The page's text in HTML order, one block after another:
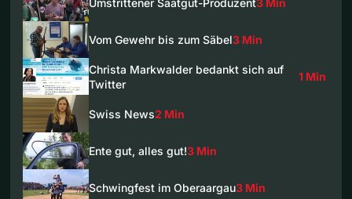
Vom Gewehr bis zum Säbel3 Min
Christa Markwalder bedankt sich auf
Twitter
1 Min
Swiss News2 Min
Ente gut, alles gut!3 Min
Schwingfest im Oberaargau3 Min